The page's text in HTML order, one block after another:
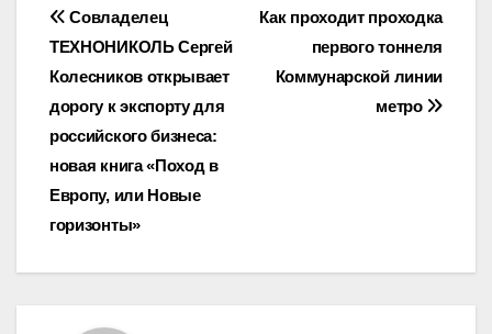
Навигация
по
записям
Как проходит проходка
первого тоннеля
Коммунарской линии
метро
Совладелец
ТЕХНОНИКОЛЬ Сергей
Колесников открывает
дорогу к экспорту для
российского бизнеса:
новая книга «Поход в
Европу, или Новые
горизонты»